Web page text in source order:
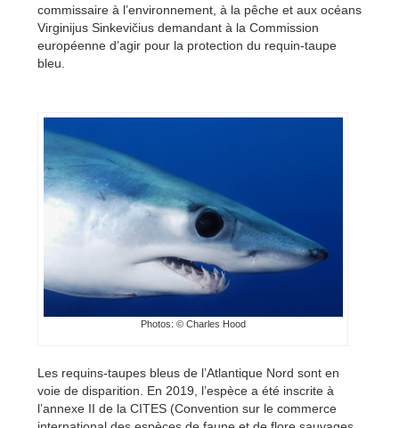
commissaire à l’environnement, à la pêche et aux océans
Virginijus Sinkevičius demandant à la Commission
européenne d’agir pour la protection du requin-taupe
bleu.
Photos: ©Charles Hood
Les requins-taupes bleus de l’Atlantique Nord sont en
voie de disparition. En 2019, l’espèce a été inscrite à
l’annexe II de la CITES (Convention sur le commerce